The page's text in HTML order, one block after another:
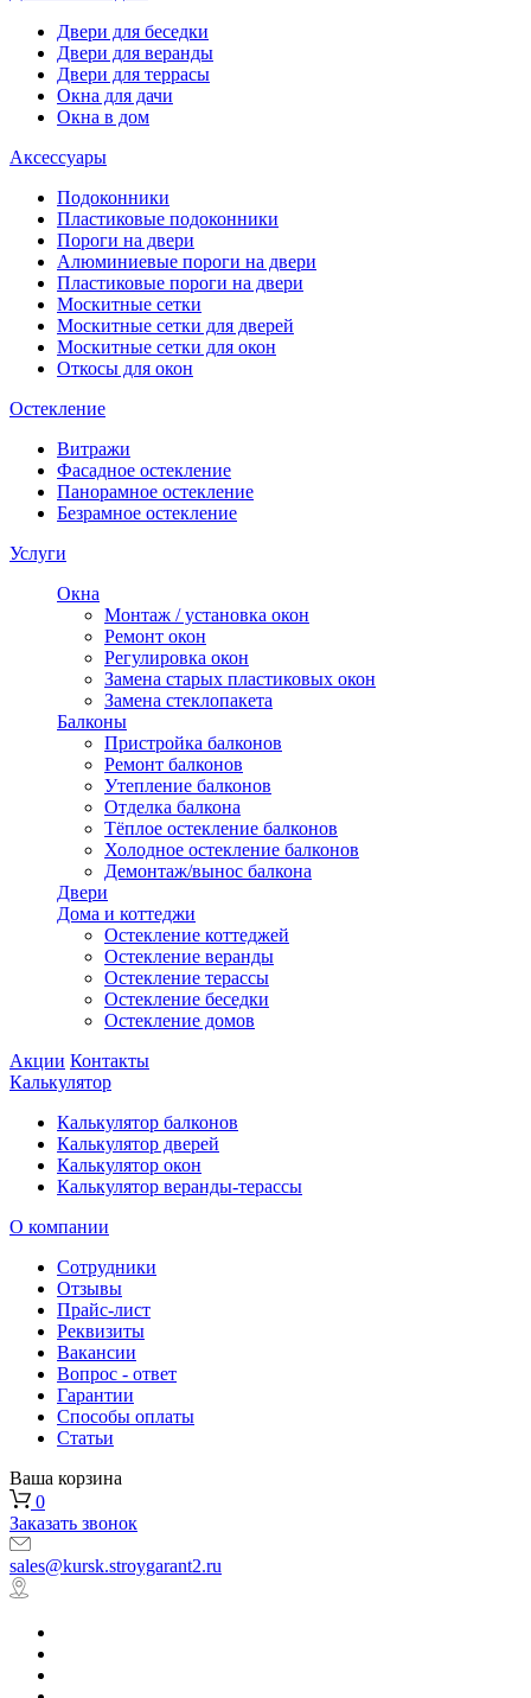
Двери для беседки
Двери для веранды
Двери для террасы
Окна для дачи
Окна в дом
Аксессуары
Подоконники
Пластиковые подоконники
Пороги на двери
Алюминиевые пороги на двери
Пластиковые пороги на двери
Москитные сетки
Москитные сетки для дверей
Москитные сетки для окон
Откосы для окон
Остекление
Витражи
Фасадное остекление
Панорамное остекление
Безрамное остекление
Услуги
Окна
Монтаж / установка окон
Ремонт окон
Регулировка окон
Замена старых пластиковых окон
Замена стеклопакета
Балконы
Пристройка балконов
Ремонт балконов
Утепление балконов
Отделка балкона
Тёплое остекление балконов
Холодное остекление балконов
Демонтаж/вынос балкона
Двери
Дома и коттеджи
Остекление коттеджей
Остекление веранды
Остекление терассы
Остекление беседки
Остекление домов
Акции Контакты
Калькулятор
Калькулятор балконов
Калькулятор дверей
Калькулятор окон
Калькулятор веранды-терассы
О компании
Сотрудники
Отзывы
Прайс-лист
Реквизиты
Вакансии
Вопрос - ответ
Гарантии
Способы оплаты
Статьи
Ваша корзина
0
Заказать звонок
sales@kursk.stroygarant2.ru